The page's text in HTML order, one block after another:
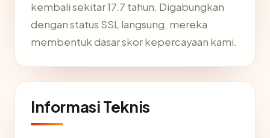
kembali sekitar 17.7 tahun. Digabungkan
dengan status SSL langsung, mereka
membentuk dasar skor kepercayaan kami.
Informasi Teknis